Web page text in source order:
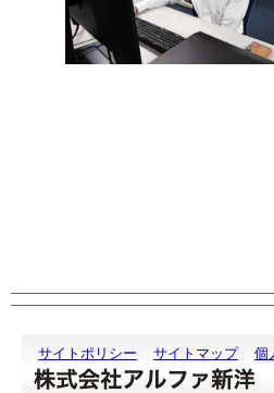
サイトポリシー サイトマップ 個